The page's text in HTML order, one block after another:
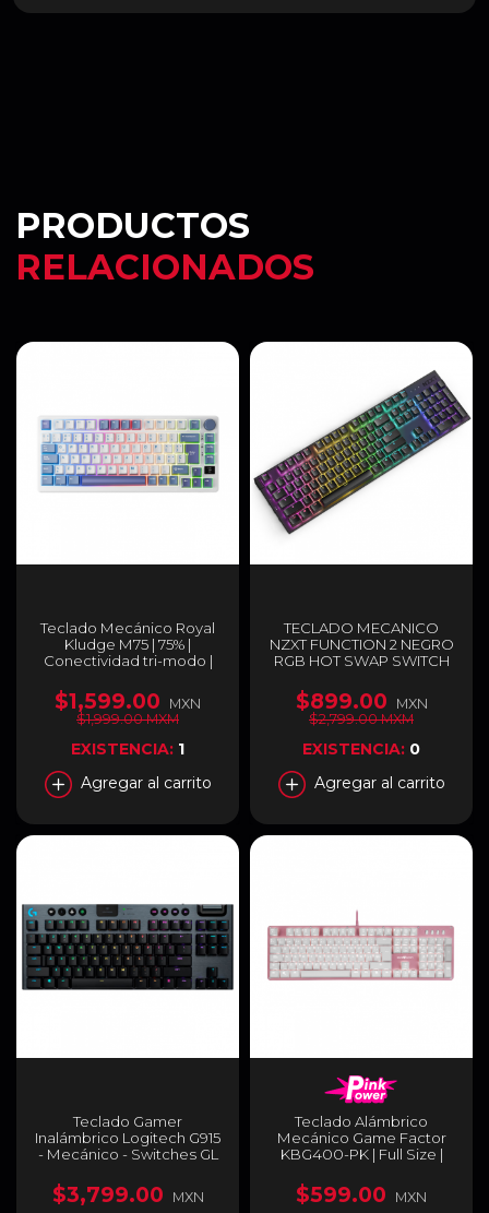
PRODUCTOS
RELACIONADOS
Teclado Mecánico Royal
Kludge M75 | 75% |
Conectividad tri-modo |
Swap | Español | Taro Milk |
Español | RKM75TML
$1,599.00
MXN
$1,999.00 MXM
EXISTENCIA: 1
Agregar al carrito
TECLADO MECANICO
NZXT FUNCTION 2 NEGRO
RGB HOT SWAP SWITCH
MUÑECAS (INGLES) / KB-
001NB-US
$899.00
MXN
$2,799.00 MXM
EXISTENCIA: 0
Agregar al carrito
Teclado Gamer
Inalámbrico Logitech G915
- Mecánico - Switches GL
Inglés - Lightspeed -
Carbón - RGB Lightsync -
$3,799.00 MXN
Teclado Alámbrico
Mecánico Game Factor
KBG400-PK | Full Size |
Español | Color Rosa |
KBG400-PK-RD
$599.00 MXN